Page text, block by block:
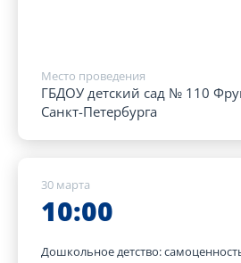
Место проведения
ГБДОУ детский сад № 110
Санкт-Петербурга
30 марта
10:00
Дошкольное детство: